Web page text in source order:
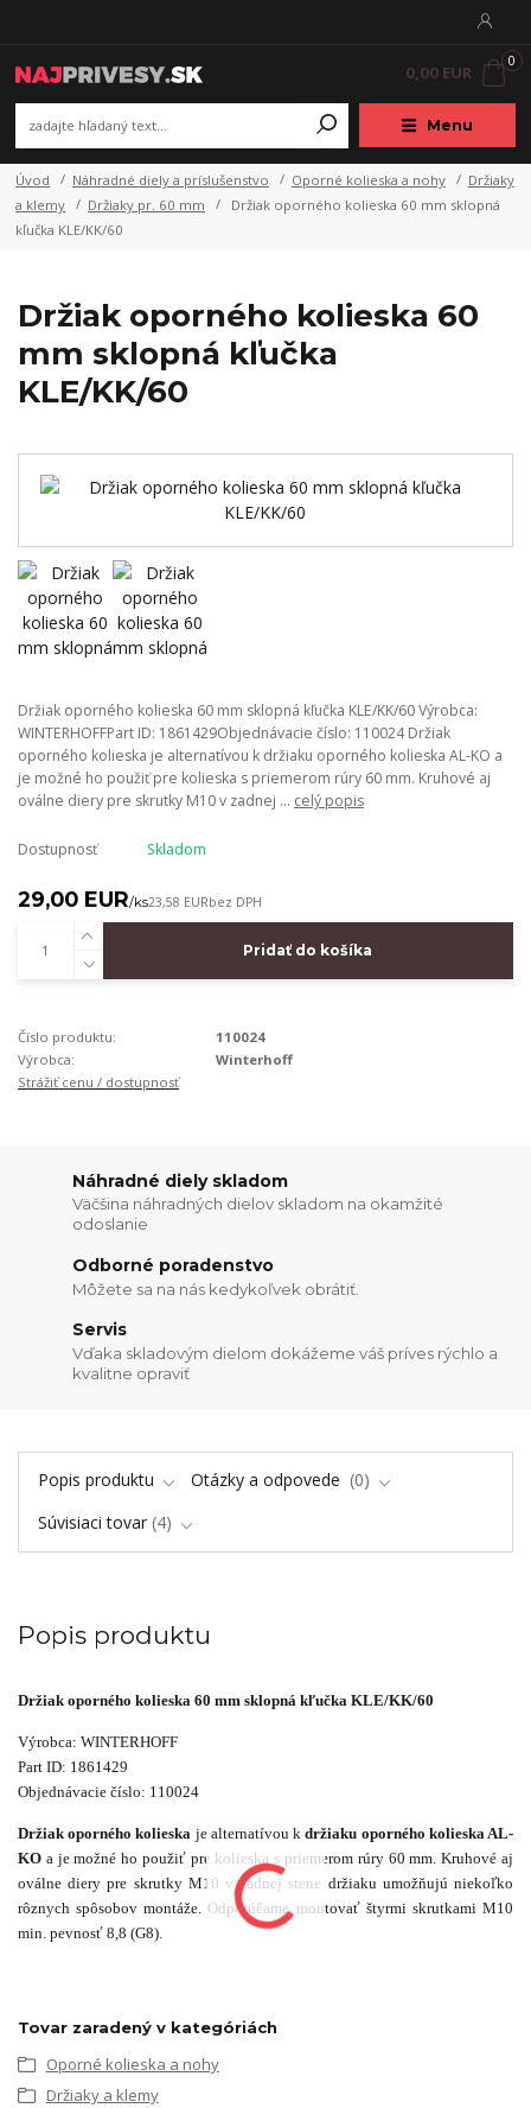
Menu
0
0,00 EUR
Úvod Náhradné diely a príslušenstvo Oporné kolieska a nohy
Držiaky
a klemy
Držiaky pr. 60 mm
Držiak oporného kolieska 60 mm sklopná
kľučka KLE/KK/60
Držiak oporného kolieska 60
mm sklopná kľučka
KLE/KK/60
Držiak oporného kolieska 60 mm sklopná kľučka KLE/KK/60 Výrobca:
WINTERHOFFPart ID: 1861429Objednávacie číslo: 110024 Držiak
oporného kolieska je alternatívou k držiaku oporného kolieska AL-KO a
je možné ho použiť pre kolieska s priemerom rúry 60 mm. Kruhové aj
oválne diery pre skrutky M10 v zadnej ... celý popis
Dostupnosť Skladom
29,00 EUR/ks23,58 EURbez DPH
Pridať do košíka
Číslo produktu:
110024
Výrobca:
Winterhoff
Strážiť cenu / dostupnosť
Náhradné diely skladom
Väčšina náhradných dielov skladom na okamžité
odoslanie
Odborné poradenstvo
Môžete sa na nás kedykoľvek obrátiť.
Servis
Vďaka skladovým dielom dokážeme váš príves rýchlo a
kvalitne opraviť
Popis produktu Otázky a odpovede
0
Súvisiaci tovar 4
Popis produktu
Držiak oporného kolieska 60 mm sklopná kľučka KLE/KK/60
Výrobca: WINTERHOFF
Part ID: 1861429
Objednávacie číslo: 110024
Držiak oporného kolieska je alternatívou kdržiaku oporného kolieska AL-
KO a je možné ho použiť pre kolieska s priemerom rúry 60 mm. Kruhové aj
oválne dierypre skrutky M10 v zadnej stene držiaku umožňujú niekoľko
rôznych spôsobov montáže. Odporúčame montovať štyrmi skrutkami M10
min. pevnosť 8,8 (G8).
Tovar zaradený v kategóriách
Oporné kolieska a nohy
Držiaky a klemy